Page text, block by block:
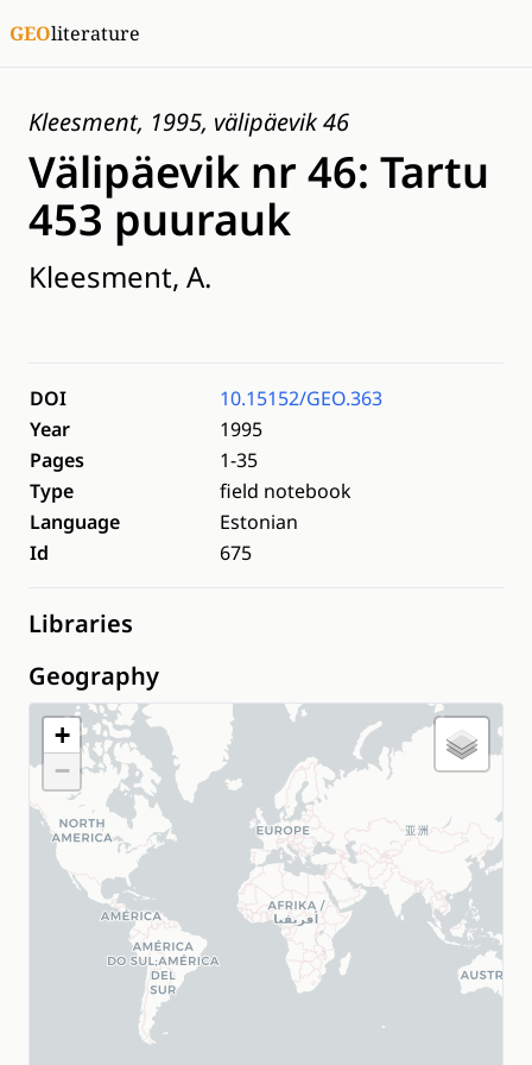
GEOliterature
Kleesment, 1995, välipäevik 46
Välipäevik nr 46: Tartu
453 puurauk
Kleesment, A.
DOI
10.15152/GEO.363
Year
1995
Pages
1-35
Type
field notebook
Language
Estonian
Id
675
Libraries
Geography
+
−